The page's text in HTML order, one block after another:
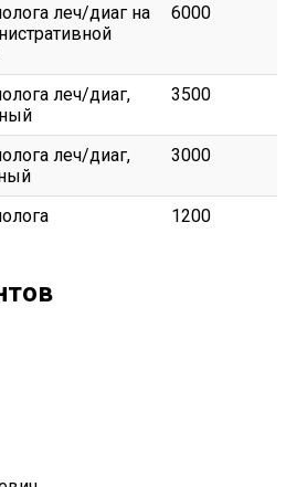
леч/диаг на
6000
леч/диаг,
3500
леч/диаг,
3000
1200